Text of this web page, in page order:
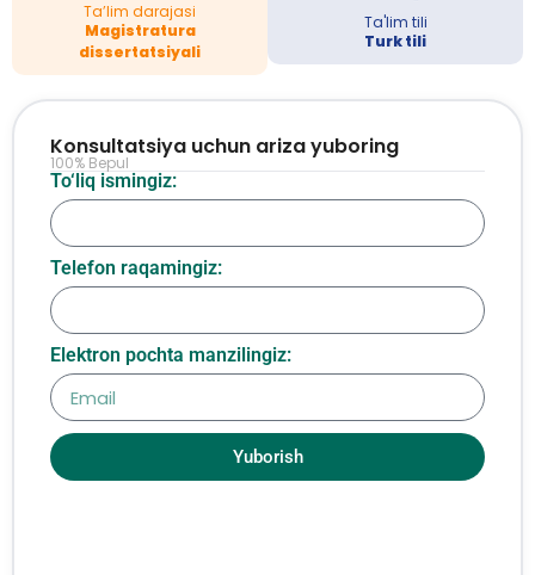
Ta’lim darajasi
Magistratura
dissertatsiyali
Ta'lim tili
Turk tili
To‘liq ismingiz:
Telefon raqamingiz:
Elektron pochta manzilingiz:
Yuborish
Konsultatsiya uchun ariza yuboring
100% Bepul